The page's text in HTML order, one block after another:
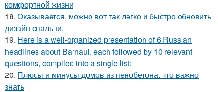
комфортной жизни
18. Оказывается, можно вот так легко и быстро обновить
дизайн спальни.
19. Here is a well-organized presentation of 6 Russian
headlines about Barnaul, each followed by 10 relevant
questions, compiled into a single list:
20. Плюсы и минусы домов из пенобетона: что важно
знать